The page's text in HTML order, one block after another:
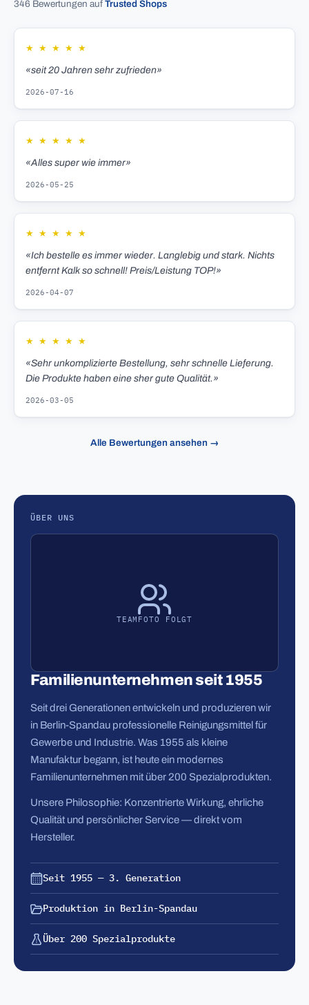
346 Bewertungen auf Trusted Shops
★ ★ ★ ★ ★
«seit 20 Jahren sehr zufrieden»
2026-07-16
★ ★ ★ ★ ★
«Alles super wie immer»
2026-05-25
★ ★ ★ ★ ★
«Ich bestelle es immer wieder. Langlebig und stark. Nichts
entfernt Kalk so schnell! Preis/Leistung TOP!»
2026-04-07
★ ★ ★ ★ ★
«Sehr unkomplizierte Bestellung, sehr schnelle Lieferung.
Die Produkte haben eine sher gute Qualität.»
2026-03-05
Alle Bewertungen ansehen →
ÜBER UNS
TEAMFOTO FOLGT
Familienunternehmen seit 1955
Seit drei Generationen entwickeln und produzieren wir
in Berlin-Spandau professionelle Reinigungsmittel für
Gewerbe und Industrie. Was 1955 als kleine
Manufaktur begann, ist heute ein modernes
Familienunternehmen mit über 200 Spezialprodukten.
Unsere Philosophie: Konzentrierte Wirkung, ehrliche
Qualität und persönlicher Service — direkt vom
Hersteller.
Seit 1955 — 3. Generation
Produktion in Berlin-Spandau
Über 200 Spezialprodukte